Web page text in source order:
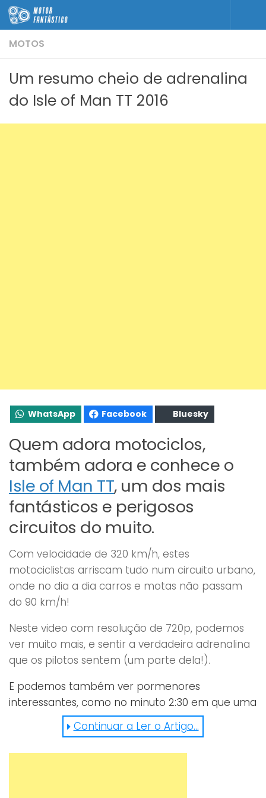
Skip to content
MOTOS
Um resumo cheio de adrenalina
do Isle of Man TT 2016
WhatsApp Facebook Bluesky
Quem adora motociclos,
também adora e conhece o
Isle of Man TT, um dos mais
fantásticos e perigosos
circuitos do muito.
Com velocidade de 320 km/h, estes
motociclistas arriscam tudo num circuito urbano,
onde no dia a dia carros e motas não passam
do 90 km/h!
Neste video com resolução de 720p, podemos
ver muito mais, e sentir a verdadeira adrenalina
que os pilotos sentem (um parte dela!).
E podemos também ver pormenores
interessantes, como no minuto 2:30 em que uma
galinha no meio da estrada e as motas a
passarem ao lado a toda a velocidade! ou logo a
seguir uma RR eléctrica a ter um arranque
Continuar a Ler o Artigo...